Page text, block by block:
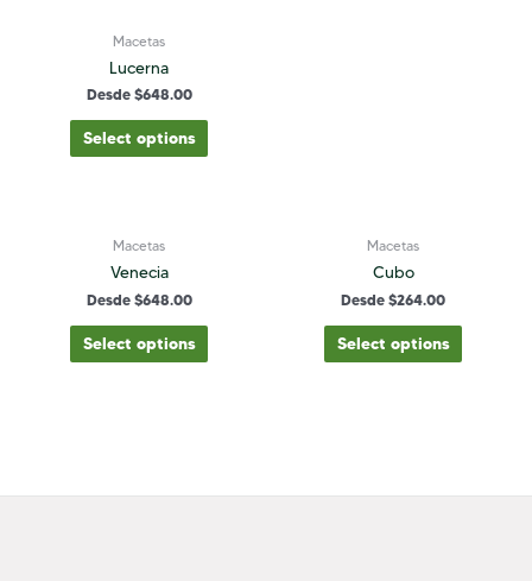
Macetas
Lucerna
Desde $648.00
Select options
Macetas
Venecia
Desde $648.00
Select options
Macetas
Cubo
Desde $264.00
Select options